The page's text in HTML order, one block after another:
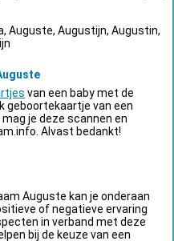
Auguste, Augustijn, Augustin,
van een baby met de
geboortekaartje van een
je deze scannen en
. Alvast bedankt!
Auguste kan je onderaan
of negatieve ervaring
in verband met deze
bij de keuze van een